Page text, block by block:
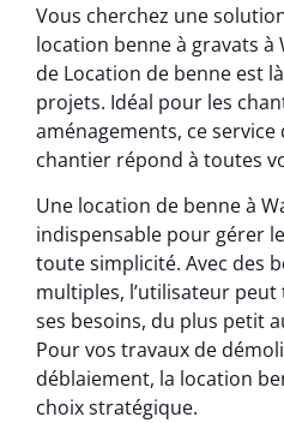
Vous cherchez une
location benne à gravats à
de Location de benne est
projets. Idéal pour les
aménagements, ce
chantier répond à toutes
Une location de benne à
indispensable pour gérer
toute simplicité. Avec des
multiples, l’utilisateur
ses besoins, du plus petit
Pour vos travaux de
déblaiement, la location
choix stratégique.